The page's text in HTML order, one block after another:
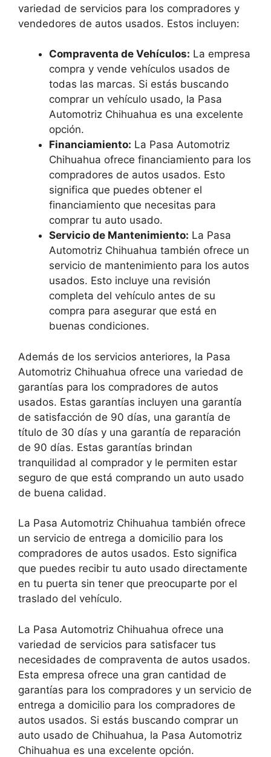
variedad de servicios para los compradores y
vendedores de autos usados. Estos incluyen:
Compraventa de Vehículos: La empresa
compra y vende vehículos usados de
todas las marcas. Si estás buscando
comprar un vehículo usado, la Pasa
Automotriz Chihuahua es una excelente
opción.
Financiamiento: La Pasa Automotriz
Chihuahua ofrece financiamiento para los
compradores de autos usados. Esto
significa que puedes obtener el
financiamiento que necesitas para
comprar tu auto usado.
Servicio de Mantenimiento: La Pasa
Automotriz Chihuahua también ofrece un
servicio de mantenimiento para los autos
usados. Esto incluye una revisión
completa del vehículo antes de su
compra para asegurar que está en
buenas condiciones.
Además de los servicios anteriores, la Pasa
Automotriz Chihuahua ofrece una variedad de
garantías para los compradores de autos
usados. Estas garantías incluyen una garantía
de satisfacción de 90 días, una garantía de
título de 30 días y una garantía de reparación
de 90 días. Estas garantías brindan
tranquilidad al comprador y le permiten estar
seguro de que está comprando un auto usado
de buena calidad.
La Pasa Automotriz Chihuahua también ofrece
un servicio de entrega a domicilio para los
compradores de autos usados. Esto significa
que puedes recibir tu auto usado directamente
en tu puerta sin tener que preocuparte por el
traslado del vehículo.
La Pasa Automotriz Chihuahua ofrece una
variedad de servicios para satisfacer tus
necesidades de compraventa de autos usados.
Esta empresa ofrece una gran cantidad de
garantías para los compradores y un servicio de
entrega a domicilio para los compradores de
autos usados. Si estás buscando comprar un
auto usado de Chihuahua, la Pasa Automotriz
Chihuahua es una excelente opción.